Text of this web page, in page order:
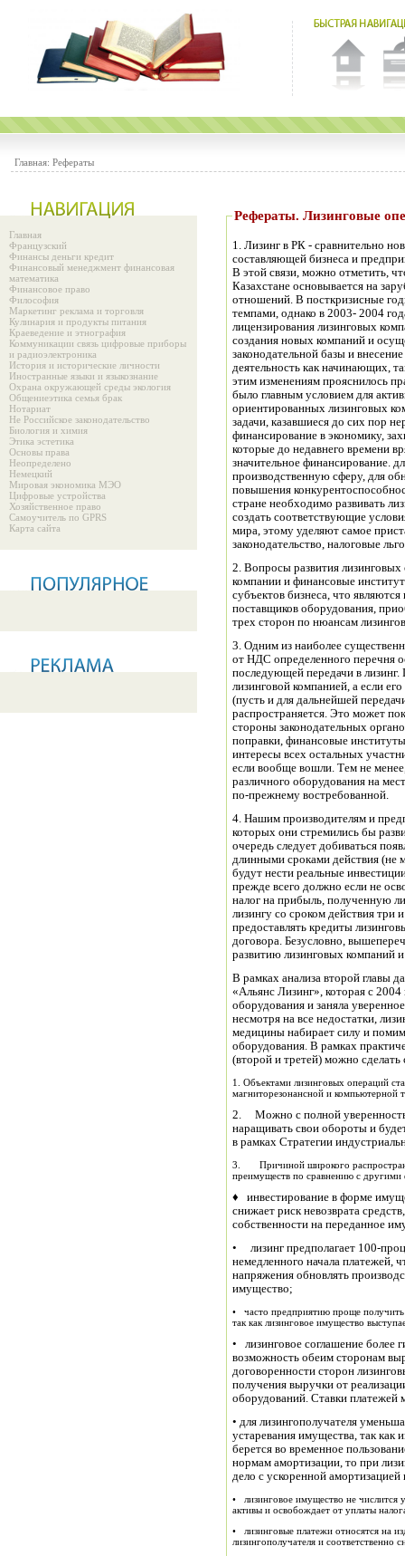
Главная: Рефераты
Главная
Французский
Финансы деньги кредит
Финансовый менеджмент финансовая
математика
Финансовое право
Философия
Маркетинг реклама и торговля
Кулинария и продукты питания
Краеведение и этнография
Коммуникации связь цифровые приборы
и радиоэлектроника
История и исторические личности
Иностранные языки и языкознание
Охрана окружающей среды экология
Общениеэтика семья брак
Нотариат
Не Российское законодательство
Биология и химия
Этика эстетика
Основы права
Неопределено
Немецкий
Мировая экономика МЭО
Цифровые устройства
Хозяйственное право
Самоучитель по GPRS
Карта сайта
Рефераты.
1. Лизинг в РК - сравнительно
составляющей бизнеса и
В этой связи, можно отметить,
Казахстане основывается на
отношений. В посткризисные
темпами, однако в 2003- 2004
лицензирования лизинговых
создания новых компаний и
законодательной базы и
деятельность как начинающих,
этим изменениям прояснилось
было главным условием для
ориентированных лизинговых
задачи, казавшиеся до сих пор
финансирование в экономику,
которые до недавнего времени
значительное финансирование.
производственную сферу, для
повышения
стране необходимо развивать
создать соответствующие
мира, этому уделяют самое
законодательство, налоговые
2. Вопросы развития лизинговых
компании и финансовые
субъектов бизнеса, что
поставщиков оборудования,
трех сторон по нюансам
3. Одним из наиболее
от НДС определенного перечня
последующей передачи в
лизинговой компанией, а если
(пусть и для дальнейшей
распространяется. Это может
стороны законодательных
поправки, финансовые
интересы всех остальных
если вообще вошли. Тем не
различного оборудования на
по-прежнему востребованной.
4. Нашим производителям и
которых они стремились бы
очередь следует добиваться
длинными сроками действия (не
будут нести реальные
прежде всего должно если не
налог на прибыль, полученную
лизингу со сроком действия три
предоставлять кредиты
договора. Безусловно,
развитию лизинговых компаний
В рамках анализа второй главы
«Альянс Лизинг», которая с 2004
оборудования и заняла
несмотря на все недостатки,
медицины набирает силу и
оборудования. В рамках
(второй и третей) можно
1. Объектами лизинговых операций
магниторезонансной и компьютерной
2. Можно с полной
наращивать свои обороты и
в рамках Стратегии
3. Причиной широкого
преимуществ по сравнению с
♦ инвестирование в форме
снижает риск невозврата
собственности на переданное
• лизинг предполагает 100-
немедленного начала платежей,
напряжения обновлять
имущество;
• часто предприятию проще получить
так как лизинговое имущество
• лизинговое соглашение более
возможность обеим сторонам
договоренности сторон
получения выручки от
оборудований. Ставки
• для лизингополучателя
устаревания имущества, так как
берется во временное
нормам амортизации, то при
дело с ускоренной
• лизинговое имущество не числится
активы и освобождает от уплаты
• лизинговые платежи относятся на
лизингополучателя и